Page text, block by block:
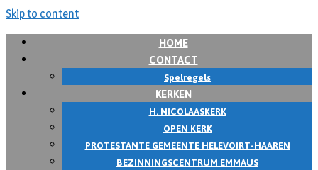
Skip to content
HOME
CONTACT
Spelregels
KERKEN
H. NICOLAASKERK
OPEN KERK
PROTESTANTE GEMEENTE HELEVOIRT-HAAREN
BEZINNINGSCENTRUM EMMAUS